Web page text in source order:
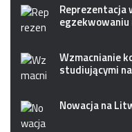
Reprezentacja
Wzmacnianie
studiującymi
Nowacja na